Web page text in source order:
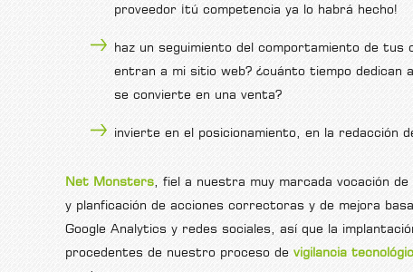
proveedor ¡tú competencia ya lo habrá hecho!
haz un seguimiento del comportamiento de tus
entran a mi sitio web? ¿cuánto tiempo dedican
se convierte en una venta?
invierte en el posicionamiento, en la redacción
Net Monsters , fiel a nuestra muy marcada vocación
y planficación de acciones correctoras y de mejora
Google Analytics y redes sociales, así que la
procedentes de nuestro proceso de vigilancia